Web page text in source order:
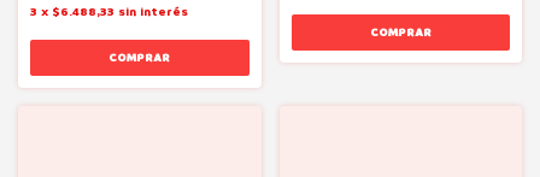
3 x $6.488,33 sin interés